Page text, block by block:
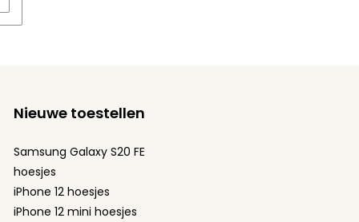
Nieuwe toestellen
Samsung Galaxy S20 FE
hoesjes
iPhone 12 hoesjes
iPhone 12 mini hoesjes